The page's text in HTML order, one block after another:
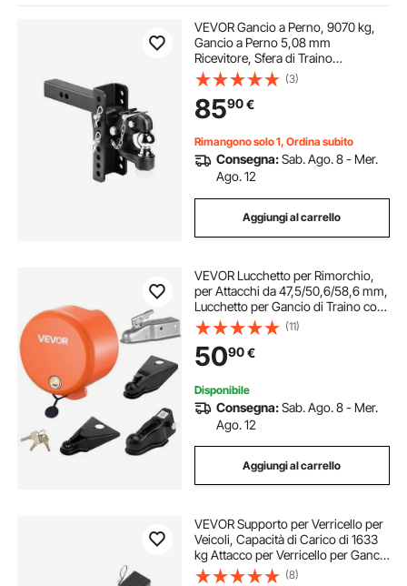
gancio traino di prolunga cinghia da traino
cinghia per traino
gancio di traino a 3 punti
staffe per gancio traino staffa gancio traino
barra di traino per gancio traino
grilli da traino per fuoristrada
gancio di traino nero cestino di traino
VEVOR Gancio a Perno, 9070 kg,
Gancio a Perno 5,08 mm
Ricevitore, Sfera di Traino
Combinata, Anello di Lunetta adatto
6,35-7,62 cm, Salita e Discesa da
15,24 cm, Verniciatura a Polvere,
Nera
(3)
8590€
Rimangono solo 1, Ordina subito
Consegna:Sab. Ago. 8 - Mer.
Ago. 12
Aggiungi al carrello
VEVOR Lucchetto per Rimorchio,
per Attacchi da 47,5/50,6/58,6 mm,
Lucchetto per Gancio di Traino con
4 Chiavi, Resistente allo Scasso e
Alla Corrosione, Compatibile
Giunto a Sfera a Bordo Piatto
(11)
5090€
Disponibile
Consegna:Sab. Ago. 8 - Mer.
Ago. 12
Aggiungi al carrello
VEVOR Supporto per Verricello per
Veicoli, Capacità di Carico di 1633
kg Attacco per Verricello per Gancio
di Traino con Ricevitore da 50,8
(8)